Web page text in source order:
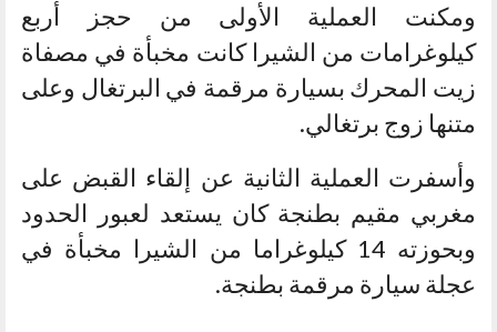
ومكنت العملية الأولى من حجز أربع
كيلوغرامات من الشيرا كانت مخبأة في مصفاة
زيت المحرك بسيارة مرقمة في البرتغال وعلى
متنها زوج برتغالي.
وأسفرت العملية الثانية عن إلقاء القبض على
مغربي مقيم بطنجة كان يستعد لعبور الحدود
وبحوزته 14 كيلوغراما من الشيرا مخبأة في
عجلة سيارة مرقمة بطنجة.